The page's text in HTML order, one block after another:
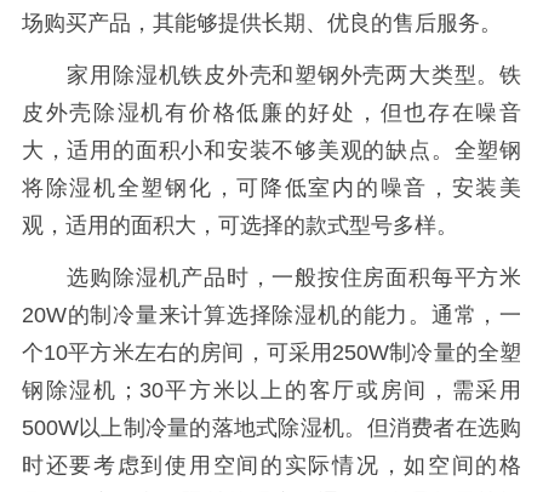
场购买产品，其能够提供长期、优良的售后服务。
家用除湿机铁皮外壳和塑钢外壳两大类型。铁
皮外壳除湿机有价格低廉的好处，但也存在噪音
大，适用的面积小和安装不够美观的缺点。全塑钢
将除湿机全塑钢化，可降低室内的噪音，安装美
观，适用的面积大，可选择的款式型号多样。
选购除湿机产品时，一般按住房面积每平方米
20W的制冷量来计算选择除湿机的能力。通常，一
个10平方米左右的房间，可采用250W制冷量的全塑
钢除湿机；30平方米以上的客厅或房间，需采用
500W以上制冷量的落地式除湿机。但消费者在选购
时还要考虑到使用空间的实际情况，如空间的格